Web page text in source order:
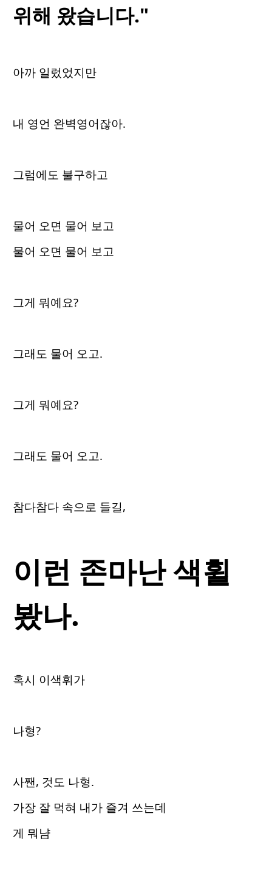
위해 왔습니다."
아까 일렀었지만
내 영언 완벽영어잖아.
그럼에도 불구하고
물어 오면 물어 보고
물어 오면 물어 보고
그게 뭐예요?
그래도 물어 오고.
그게 뭐예요?
그래도 물어 오고.
참다참다 속으로 들길,
이런 존마난 색휠
봤나.
혹시 이색휘가
나형?
사짼, 것도 나형.
가장 잘 먹혀 내가 즐겨 쓰는데
게 뭐냠